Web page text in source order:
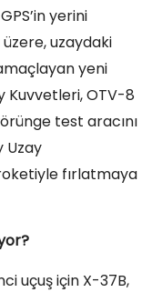
yerini
uzaydaki
yeni
Kuvvetleri, OTV-8
test aracını
Uzay
fırlatmaya
uçuş için X-37B,